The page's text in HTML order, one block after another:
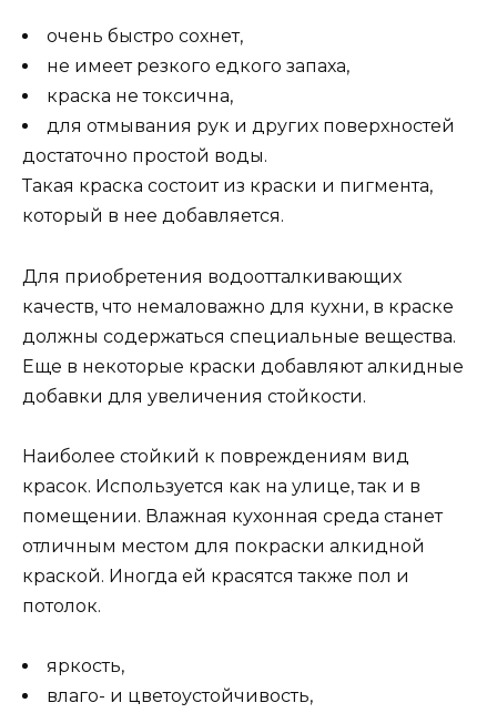
очень быстро сохнет,
не имеет резкого едкого запаха,
краска не токсична,
для отмывания рук и других поверхностей
достаточно простой воды.
Такая краска состоит из краски и пигмента,
который в нее добавляется.
Для приобретения водоотталкивающих
качеств, что немаловажно для кухни, в краске
должны содержаться специальные вещества.
Еще в некоторые краски добавляют алкидные
добавки для увеличения стойкости.
Наиболее стойкий к повреждениям вид
красок. Используется как на улице, так и в
помещении. Влажная кухонная среда станет
отличным местом для покраски алкидной
краской. Иногда ей красятся также пол и
потолок.
яркость,
влаго- и цветоустойчивость,